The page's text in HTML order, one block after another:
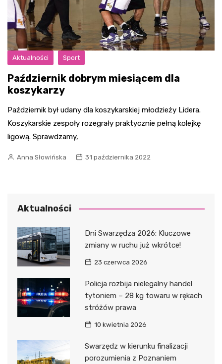
Aktualności Sport
Październik dobrym miesiącem dla
koszykarzy
Październik był udany dla koszykarskiej młodzieży Lidera.
Koszykarskie zespoły rozegrały praktycznie pełną kolejkę
ligową. Sprawdzamy,
Anna Słowińska 31 października 2022
Aktualności
Dni Swarzędza 2026: Kluczowe
zmiany w ruchu już wkrótce!
23 czerwca 2026
Policja rozbija nielegalny handel
tytoniem – 28 kg towaru w rękach
stróżów prawa
10 kwietnia 2026
Swarzędz w kierunku finalizacji
porozumienia z Poznaniem